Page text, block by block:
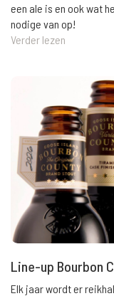
een ale is en ook wat
nodige van op!
Verder lezen
Line-up Bourbon
Elk jaar wordt er